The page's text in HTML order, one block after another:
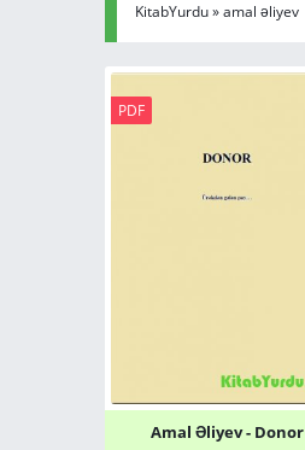
KitabYurdu» amal əliyev
PDF
Amal Əliyev - Donor